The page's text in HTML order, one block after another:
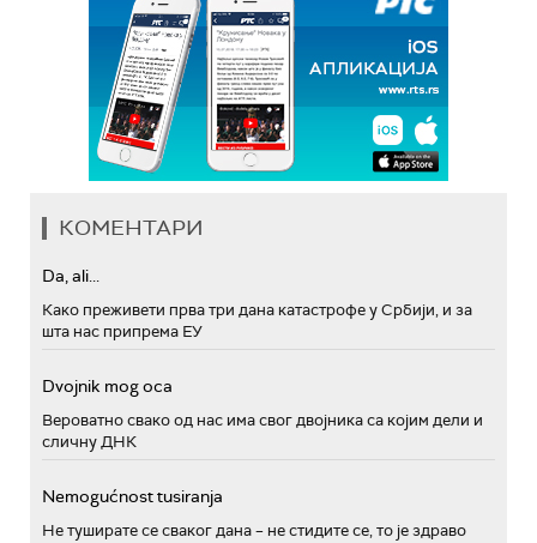
КОМЕНТАРИ
Da, ali...
Како преживети прва три дана катастрофе у Србији, и за
шта нас припрема ЕУ
Dvojnik mog oca
Вероватно свако од нас има свог двојника са којим дели и
сличну ДНК
Nemogućnost tusiranja
Не туширате се сваког дана – не стидите се, то је здраво